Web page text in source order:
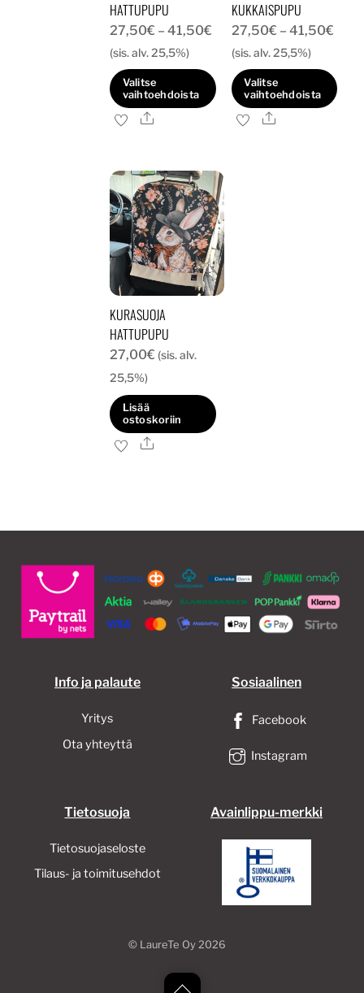
HATTUPUPU
27,50€ – 41,50€ Hintaluokka:
27,50€
-
41,50€
(sis. alv. 25,5%)
Valitse
vaihtoehdoista
Tällä
useampi
muunnelma.
Voit
tehdä
valinnat
tuotteen
sivulla.
Ale
KUKKAISPUPU
27,50€ – 41,50€
-
(sis. alv. 25,5%)
Valitse
vaihtoehdoista
Tällä
Ale
KURASUOJA
HATTUPUPU
27,00€ (sis. alv.
25,5%)
Lisää
ostoskoriin
Ale
Info ja palaute
Yritys
Ota yhteyttä
Sosiaalinen
Facebook
Instagram
Tietosuoja
Tietosuojaseloste
Tilaus- ja toimitusehdot
Avainlippu-merkki
Back
© LaureTe Oy2026